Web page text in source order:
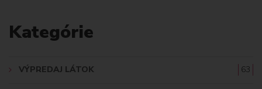
a
s
r
D
Kategórie
VÝPREDAJ LÁTOK 63